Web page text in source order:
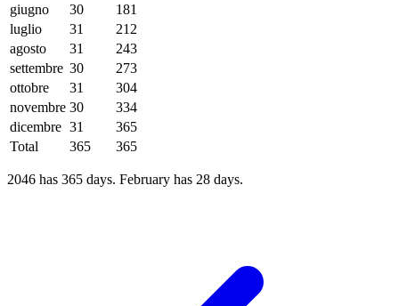
giugno
30
181
luglio
31
212
agosto
31
243
settembre 30
273
ottobre
31
304
novembre 30
334
dicembre 31
365
Total
365 365
2046 has 365 days. February has 28 days.